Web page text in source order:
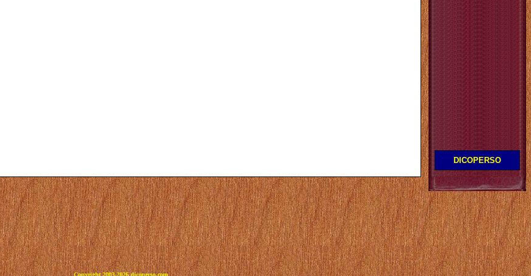
DICOPERSO
Copyright 2003-2026 dicoperso.com